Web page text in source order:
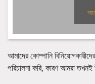
আমাদের কোম্পানি
পরিচালনা করি, কারণ আমরা তখনই